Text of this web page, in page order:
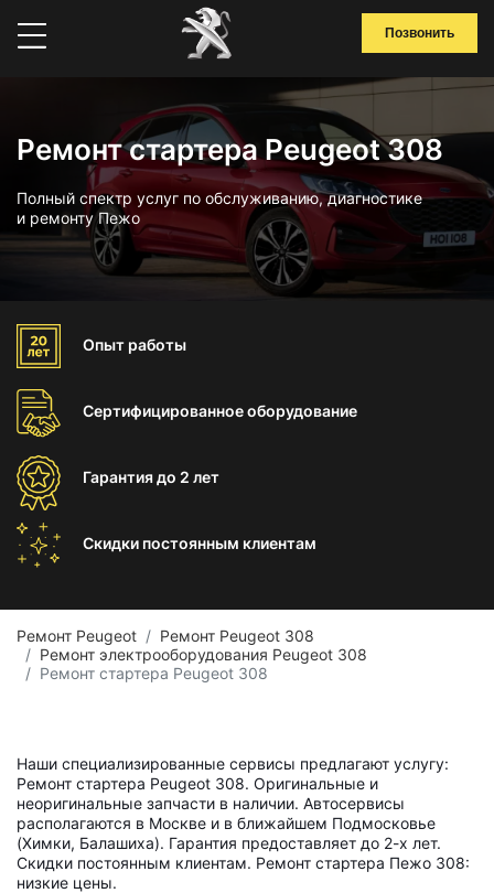
Позвонить
Ремонт стартера Peugeot 308
Полный спектр услуг по обслуживанию, диагностике
и ремонту Пежо
Опыт работы
Сертифицированноеоборудование
Гарантиядо 2 лет
Скидки постоянным клиентам
Ремонт Peugeot
Ремонт Peugeot 308
Ремонт электрооборудования Peugeot 308
Ремонт стартера Peugeot 308
Наши специализированные сервисы предлагают услугу:
Ремонт стартера Peugeot 308. Оригинальные и
неоригинальные запчасти в наличии. Автосервисы
располагаются в Москве и в ближайшем Подмосковье
(Химки, Балашиха). Гарантия предоставляет до 2-х лет.
Скидки постоянным клиентам. Ремонт стартера Пежо 308:
низкие цены.